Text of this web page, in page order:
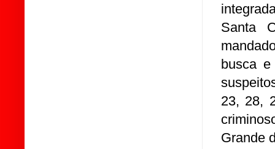
Santa
busca
23, 28,
Grande